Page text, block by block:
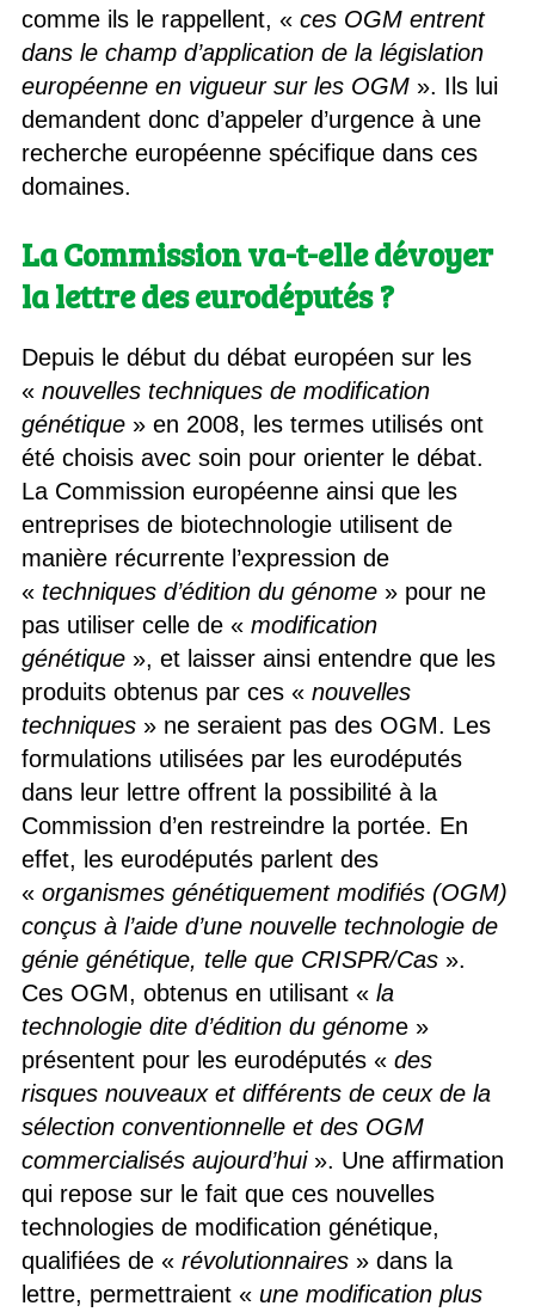
comme ils le rappellent, « ces OGM entrent
dans le champ d’application de la législation
européenne en vigueur sur les OGM». Ils lui
demandent donc d’appeler d’urgence à une
recherche européenne spécifique dans ces
domaines.
La Commission va-t-elle dévoyer
la lettre des eurodéputés ?
Depuis le début du débat européen sur les
« nouvelles techniques de modification
génétique» en 2008, les termes utilisés ont
été choisis avec soin pour orienter le débat.
La Commission européenne ainsi que les
entreprises de biotechnologie utilisent de
manière récurrente l’expression de
« techniques d’édition du génome» pour ne
pas utiliser celle de « modification
génétique», et laisser ainsi entendre que les
produits obtenus par ces « nouvelles
techniques» ne seraient pas des OGM. Les
formulations utilisées par les eurodéputés
dans leur lettre offrent la possibilité à la
Commission d’en restreindre la portée. En
effet, les eurodéputés parlent des
« organismes génétiquement modifiés (OGM)
conçus à l’aide d’une nouvelle technologie de
génie génétique, telle que CRISPR/Cas».
Ces OGM, obtenus en utilisant « la
technologie dite d’édition du génome »
présentent pour les eurodéputés « des
risques nouveaux et différents de ceux de la
sélection conventionnelle et des OGM
commercialisés aujourd’hui». Une affirmation
qui repose sur le fait que ces nouvelles
technologies de modification génétique,
qualifiées de « révolutionnaires» dans la
lettre, permettraient « une modification plus